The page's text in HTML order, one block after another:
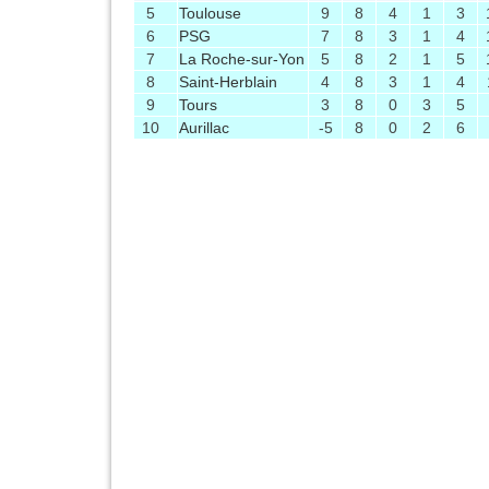
5 Toulouse 9 8 4 1 3
6
PSG 7 8 3 1 4
7
La Roche-sur-Yon 5 8 2 1 5
8
Saint-Herblain 4 8 3 1 4
9
Tours 3 8 0 3
5
10
Aurillac -5 8 0 2 6